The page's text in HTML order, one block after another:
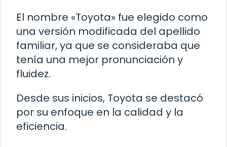
El nombre «Toyota» fue elegido como
una versión modificada del apellido
familiar, ya que se consideraba que
tenía una mejor pronunciación y
fluidez.
Desde sus inicios, Toyota se destacó
por su enfoque en la calidad y la
eficiencia.